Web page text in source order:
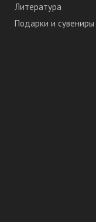
Литература
Подарки и сувениры